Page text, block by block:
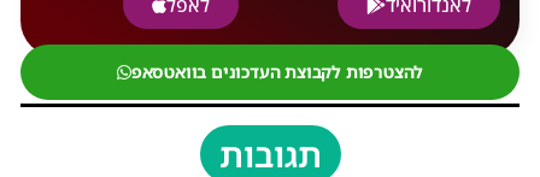
להצטרפות לקבוצת העדכונים בוואטסאפ
תגובות